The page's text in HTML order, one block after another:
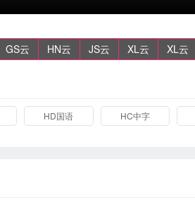
GS云 HN云 JS云 XL云 XL云
HD国语 HC中字